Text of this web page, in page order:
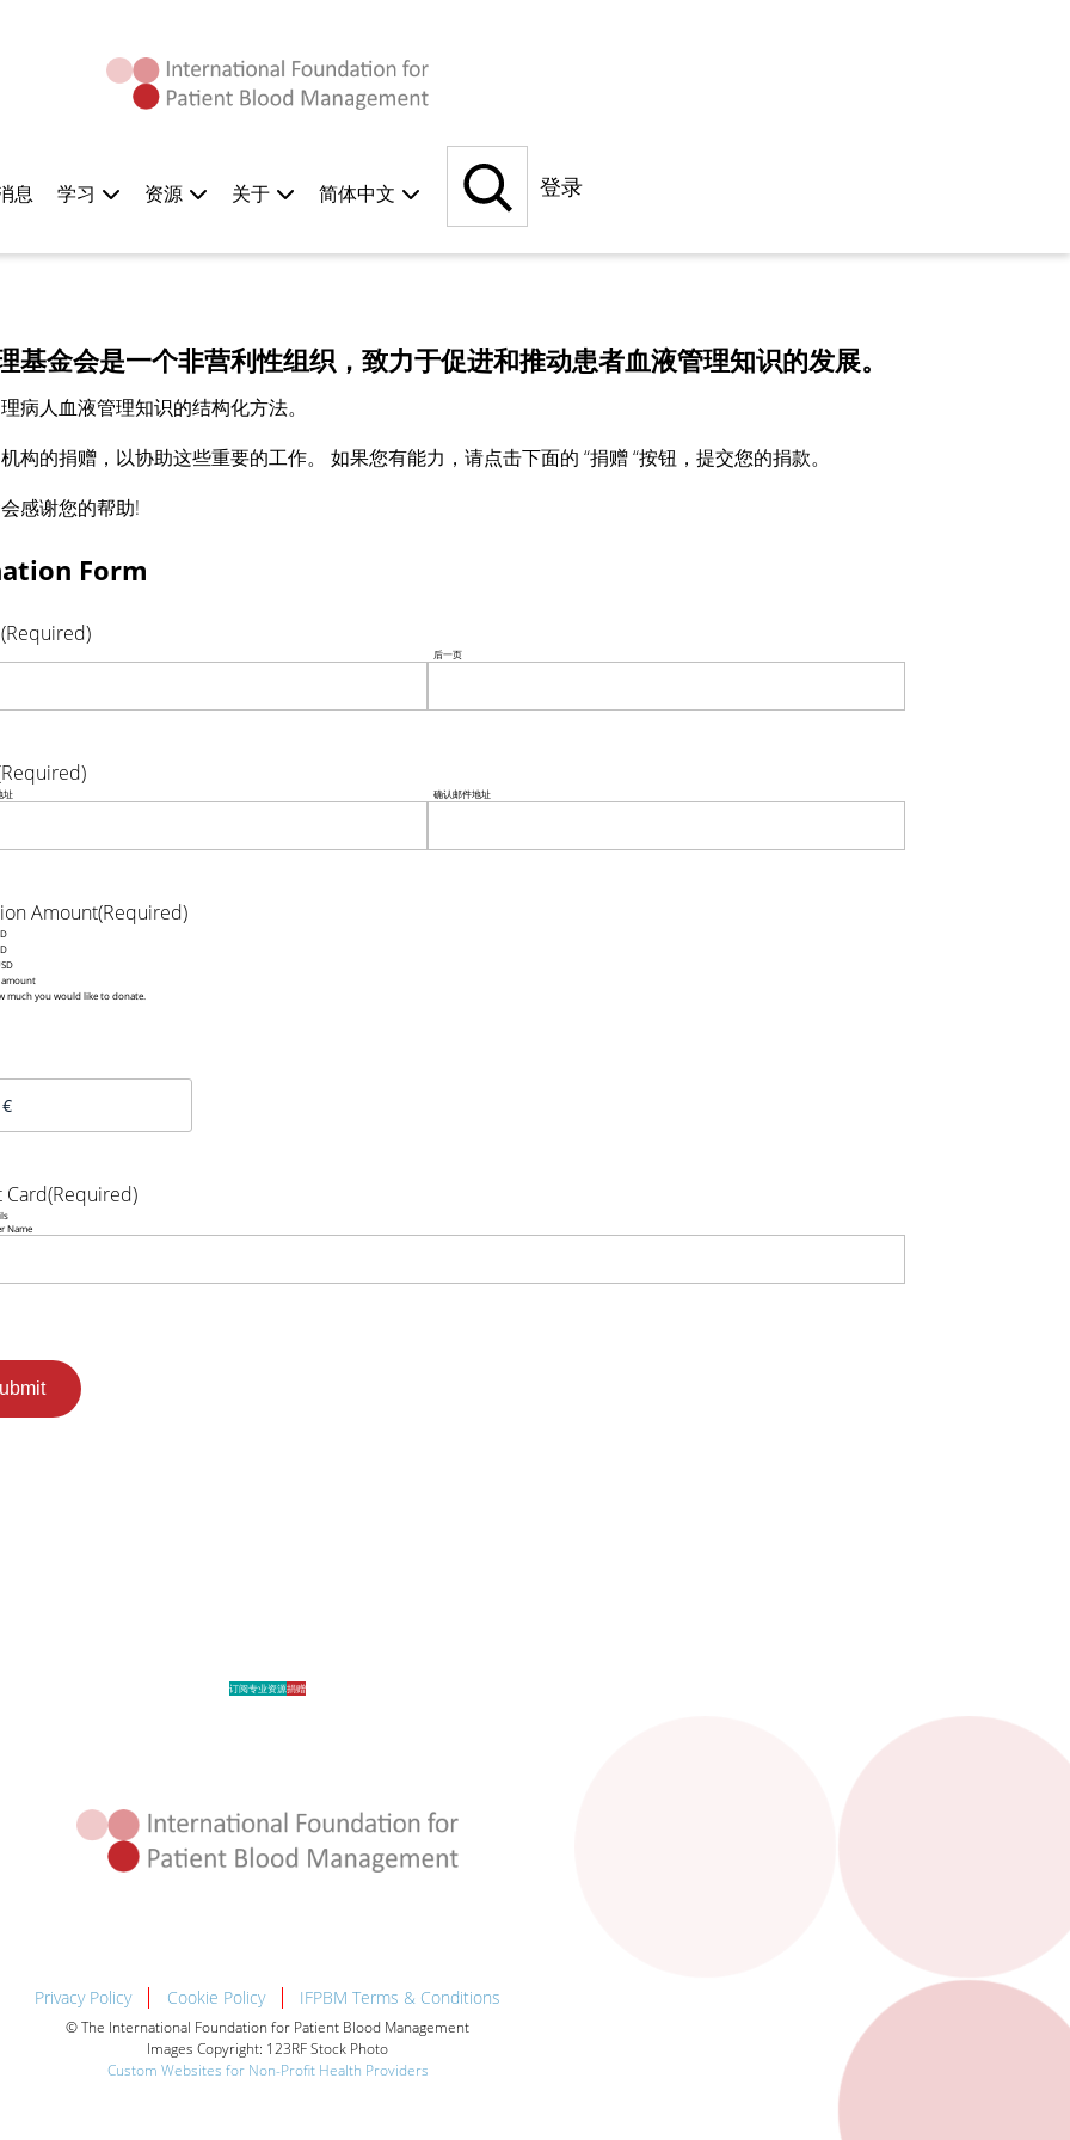
息 学习 资源 关于 简体中文 登录
基金会是一个非营利性组织，致力于促进和推动患者血液管理知识的发展。
病人血液管理知识的结构化方法。
构的捐赠，以协助这些重要的工作。 如果您有能力，请点击下面的 “捐赠 “按钮，提交您的捐款。
感谢您的帮助!
Form
(Required)
后一页
址 确认邮件地址
Amount(Required)
amount
much you would like to donate.
Card(Required)
Name
订阅专业资源捐赠
Privacy Policy Cookie Policy IFPBM Terms & Conditions
© The International Foundation for Patient Blood Management
Images Copyright: 123RF Stock Photo
Custom Websites for Non-Profit Health Providers